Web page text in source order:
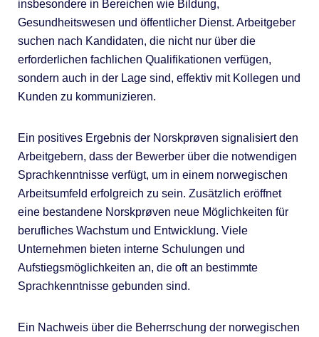
insbesondere in Bereichen wie Bildung,
Gesundheitswesen und öffentlicher Dienst. Arbeitgeber
suchen nach Kandidaten, die nicht nur über die
erforderlichen fachlichen Qualifikationen verfügen,
sondern auch in der Lage sind, effektiv mit Kollegen und
Kunden zu kommunizieren.
Ein positives Ergebnis der Norskprøven signalisiert den
Arbeitgebern, dass der Bewerber über die notwendigen
Sprachkenntnisse verfügt, um in einem norwegischen
Arbeitsumfeld erfolgreich zu sein. Zusätzlich eröffnet
eine bestandene Norskprøven neue Möglichkeiten für
berufliches Wachstum und Entwicklung. Viele
Unternehmen bieten interne Schulungen und
Aufstiegsmöglichkeiten an, die oft an bestimmte
Sprachkenntnisse gebunden sind.
Ein Nachweis über die Beherrschung der norwegischen